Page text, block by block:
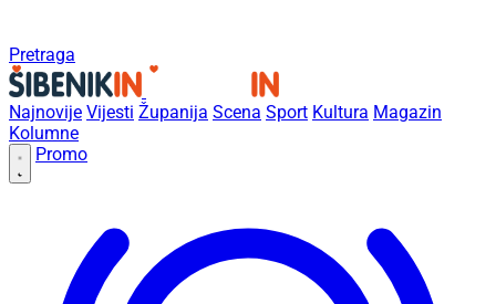
Pretraga
Najnovije Vijesti Županija Scena Sport Kultura Magazin
Kolumne
Promo